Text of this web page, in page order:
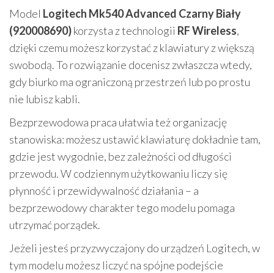
Model Logitech Mk540 Advanced Czarny Biały
(920008690)korzysta z technologii RF Wireless,
dzięki czemu możesz korzystać z klawiatury z większą
swobodą. To rozwiązanie docenisz zwłaszcza wtedy,
gdy biurko ma ograniczoną przestrzeń lub po prostu
nie lubisz kabli.
Bezprzewodowa praca ułatwia też organizację
stanowiska: możesz ustawić klawiaturę dokładnie tam,
gdzie jest wygodnie, bez zależności od długości
przewodu. W codziennym użytkowaniu liczy się
płynność i przewidywalność działania – a
bezprzewodowy charakter tego modelu pomaga
utrzymać porządek.
Jeżeli jesteś przyzwyczajony do urządzeń Logitech, w
tym modelu możesz liczyć na spójne podejście